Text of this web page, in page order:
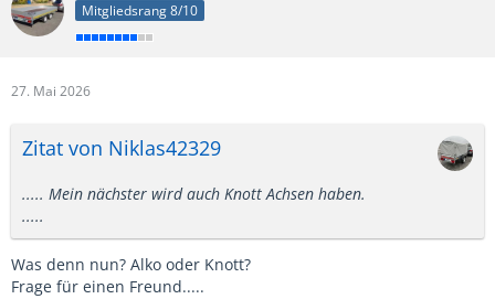
Mitgliedsrang 8/10
27. Mai 2026
Zitat von Niklas42329
..... Mein nächster wird auch Knott Achsen haben.
.....
Was denn nun? Alko oder Knott?
Frage für einen Freund.....